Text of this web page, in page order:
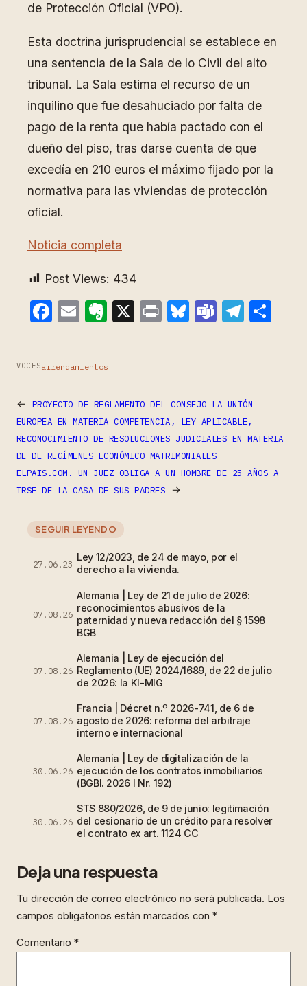
de Protección Oficial (VPO).
Esta doctrina jurisprudencial se establece en
una sentencia de la Sala de lo Civil del alto
tribunal. La Sala estima el recurso de un
inquilino que fue desahuciado por falta de
pago de la renta que había pactado con el
dueño del piso, tras darse cuenta de que
excedía en 210 euros el máximo fijado por la
normativa para las viviendas de protección
oficial.
Noticia completa
Post Views: 434
Facebook
EmailEvernote
X PrintBluesky
Teams
VOCESarrendamientos
←
PROYECTO DE REGLAMENTO DEL CONSEJO LA UNIÓN
EUROPEA EN MATERIA COMPETENCIA, LEY APLICABLE,
RECONOCIMIENTO DE RESOLUCIONES JUDICIALES EN MATERIA
DE DE REGÍMENES ECONÓMICO MATRIMONIALES
ELPAIS.COM.-UN JUEZ OBLIGA A UN HOMBRE DE 25 AÑOS A
IRSE DE LA CASA DE SUS PADRES
→
SEGUIR LEYENDO
27.06.23
Ley 12/2023, de 24 de mayo, por el
derecho a la vivienda.
07.08.26
Alemania | Ley de 21 de julio de 2026:
reconocimientos abusivos de la
paternidad y nueva redacción del § 1598
BGB
07.08.26
Alemania | Ley de ejecución del
Reglamento (UE) 2024/1689, de 22 de julio
de 2026: la KI-MIG
07.08.26
Francia | Décret n.º 2026-741, de 6 de
agosto de 2026: reforma del arbitraje
interno e internacional
30.06.26
Alemania | Ley de digitalización de la
ejecución de los contratos inmobiliarios
(BGBl. 2026 I Nr. 192)
30.06.26
STS 880/2026, de 9 de junio: legitimación
del cesionario de un crédito para resolver
el contrato ex art. 1124 CC
Deja una respuesta
Tu dirección de correo electrónico no será publicada. Los
campos obligatorios están marcados con *
Comentario *